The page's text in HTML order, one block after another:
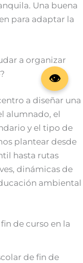
Una buena
para adaptar la
a organizar
a diseñar una
alumnado, el
y el tipo de
plantear desde
hasta rutas
dinámicas de
ambiental
de curso en la
de fin de